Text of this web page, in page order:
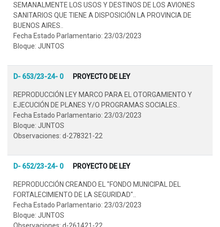
SEMANALMENTE LOS USOS Y DESTINOS DE LOS AVIONES
SANITARIOS QUE TIENE A DISPOSICIÓN LA PROVINCIA DE
BUENOS AIRES..
Fecha Estado Parlamentario: 23/03/2023
Bloque: JUNTOS
D- 653/23-24- 0 PROYECTO DE LEY
REPRODUCCIÓN LEY MARCO PARA EL OTORGAMIENTO Y
EJECUCIÓN DE PLANES Y/O PROGRAMAS SOCIALES..
Fecha Estado Parlamentario: 23/03/2023
Bloque: JUNTOS
Observaciones: d-278321-22
D- 652/23-24- 0 PROYECTO DE LEY
REPRODUCCIÓN CREANDO EL "FONDO MUNICIPAL DEL
FORTALECIMIENTO DE LA SEGURIDAD"..
Fecha Estado Parlamentario: 23/03/2023
Bloque: JUNTOS
Observaciones: d-261421-22